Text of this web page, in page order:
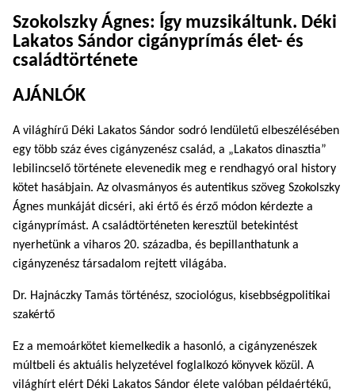
Szokolszky Ágnes: Így muzsikáltunk. Déki
Lakatos Sándor cigányprímás élet- és
családtörténete
AJÁNLÓK
A világhírű Déki Lakatos Sándor sodró lendületű elbeszélésében
egy több száz éves cigányzenész család, a „Lakatos dinasztia”
lebilincselő története elevenedik meg e rendhagyó oral history
kötet hasábjain. Az olvasmányos és autentikus szöveg Szokolszky
Ágnes munkáját dicséri, aki értő és érző módon kérdezte a
cigányprímást. A családtörténeten keresztül betekintést
nyerhetünk a viharos 20. századba, és bepillanthatunk a
cigányzenész társadalom rejtett világába.
Dr. Hajnáczky Tamás történész, szociológus, kisebbségpolitikai
szakértő
Ez a memoárkötet kiemelkedik a hasonló, a cigányzenészek
múltbeli és aktuális helyzetével foglalkozó könyvek közül. A
világhírt elért Déki Lakatos Sándor élete valóban példaértékű,